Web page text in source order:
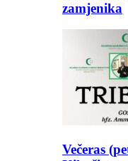
zamjenika
Večeras